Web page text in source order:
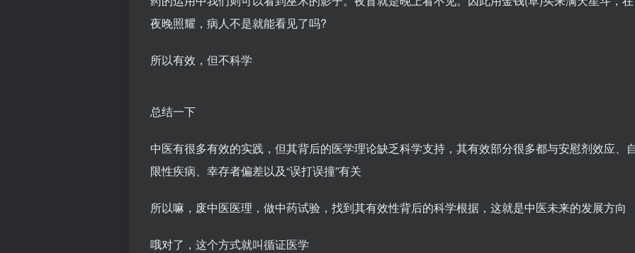
夜晚照耀，病人不是就能看见了吗?
所以有效，但不科学
总结一下
中医有很多有效的实践，但其背后的医学理论缺乏科学支持，其有效部分很多都与安慰剂效应、
限性疾病、幸存者偏差以及“误打误撞”有关
所以嘛，废中医医理，做中药试验，找到其有效性背后的科学根据，这就是中医未来的发展方向
哦对了，这个方式就叫循证医学